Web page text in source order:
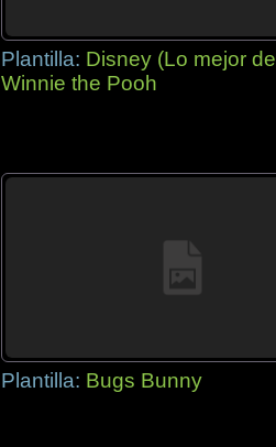
Plantilla: Disney (Lo mejor de
Winnie the Pooh
Plantilla: Bugs Bunny